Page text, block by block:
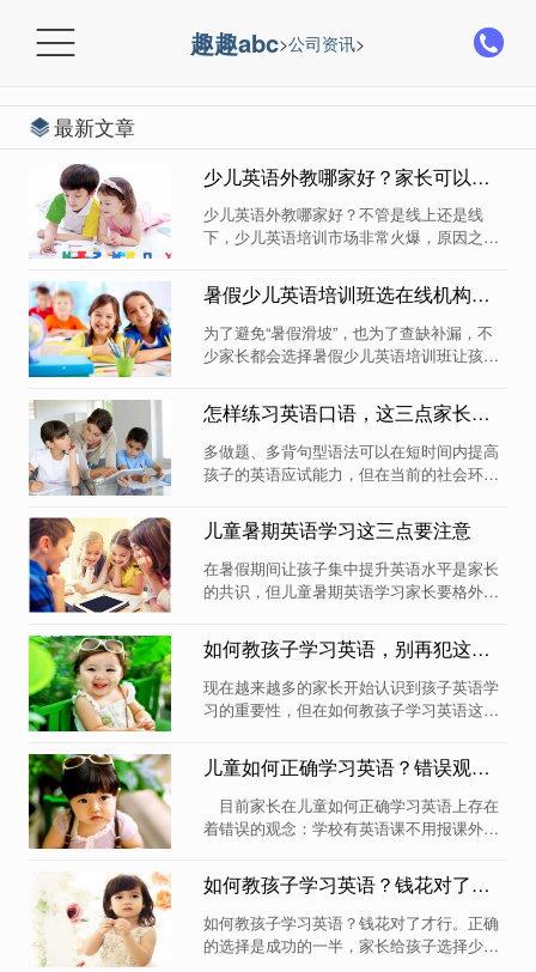
 趣趣abc>公司资讯>
最新文章
少儿英语外教哪家好？家长可以从以下三点来对比！
少儿英语外教哪家好？不管是线上还是线
下，少儿英语培训市场非常火爆，原因之一
缺乏语言环境，而外教正好是弥补了这一缺
点。...
暑假少儿英语培训班选在线机构的三大原因
为了避免“暑假滑坡”，也为了查缺补漏，不
少家长都会选择暑假少儿英语培训班让孩子
这种线上机构。...
怎样练习英语口语，这三点家长要格外注意
多做题、多背句型语法可以在短时间内提高
孩子的英语应试能力，但在当前的社会环境
与竞争力。于是怎样练习英语口语成为了大
多数家长的...
儿童暑期英语学习这三点要注意
在暑假期间让孩子集中提升英语水平是家长
的共识，但儿童暑期英语学习家长要格外注
月，玩没完好，学也没有所成的现象出
现。...
如何教孩子学习英语，别再犯这些错误了
现在越来越多的家长开始认识到孩子英语学
习的重要性，但在如何教孩子学习英语这件
儿童如何正确学习英语？错误观念有哪些？
目前家长在儿童如何正确学习英语上存在
着错误的观念：学校有英语课不用报课外英
如何教孩子学习英语？钱花对了才行
如何教孩子学习英语？钱花对了才行。正确
的选择是成功的一半，家长给孩子选择少儿